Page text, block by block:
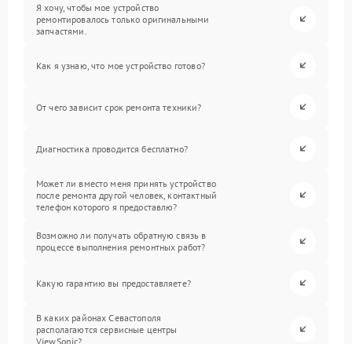
Я хочу, чтобы мое устройство
ремонтировалось только оригинальными
запчастями.
Как я узнаю, что мое устройство готово?
От чего зависит срок ремонта техники?
Диагностика проводится бесплатно?
Может ли вместо меня принять устройство
после ремонта другой человек, контактный
телефон которого я предоставлю?
Возможно ли получать обратную связь в
процессе выполнения ремонтных работ?
Какую гарантию вы предоставляете?
В каких районах Севастополя
располагаются сервисные центры
ViewSonic?